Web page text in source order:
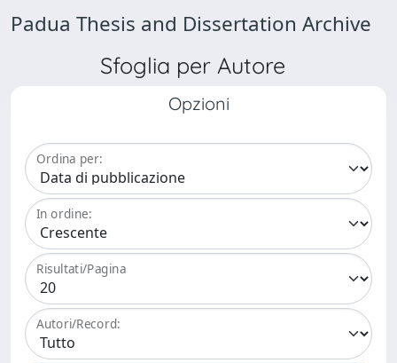
Padua Thesis and Dissertation Archive
Sfoglia per Autore
Opzioni
Ordina per:
In ordine:
Risultati/Pagina
Autori/Record: